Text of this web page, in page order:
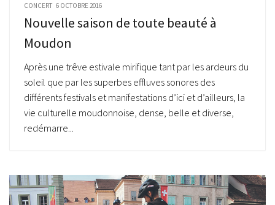
CONCERT 6 OCTOBRE 2016
Nouvelle saison de toute beauté à
Moudon
Après une trêve estivale mirifique tant par les ardeurs du
soleil que par les superbes effluves sonores des
différents festivals et manifestations d’ici et d’ailleurs, la
vie culturelle moudonnoise, dense, belle et diverse,
redémarre...